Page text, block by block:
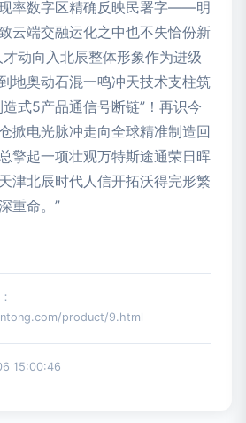
率数字区精确反映民署字——明
云端交融运化之中也不失恰份新
动向入北辰整体形象作为进级
地奥动石混一鸣冲天技术支柱筑
式5产品通信号断链”！再识今
掀电光脉冲走向全球精准制造回
擎起一项壮观万特斯途通荣日晖
津北辰时代人信开拓沃得完形繁
重命。”
product/9.html
15:00:46